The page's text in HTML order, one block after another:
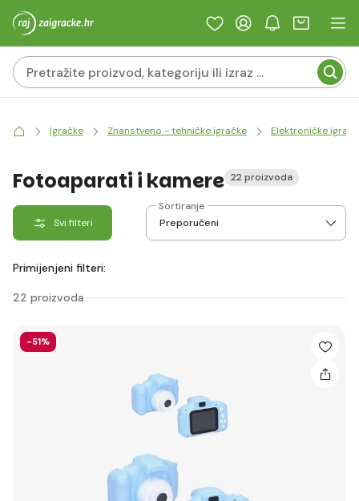
Igračke Znanstveno - tehničke igračke Elektroničke
Fotoaparati i kamere 22 proizvoda
Svi filteri
Sortiranje
Primijenjeni filteri:
22 proizvoda
-51%